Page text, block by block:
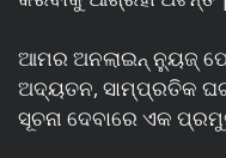
ଆମର ଅନଲାଇନ୍ ନ୍ୟୁଜ୍
ଅଦ୍ୟତନ, ସାମ୍ପ୍ରତିକ
ସୂଚନା ଦେବାରେ ଏକ